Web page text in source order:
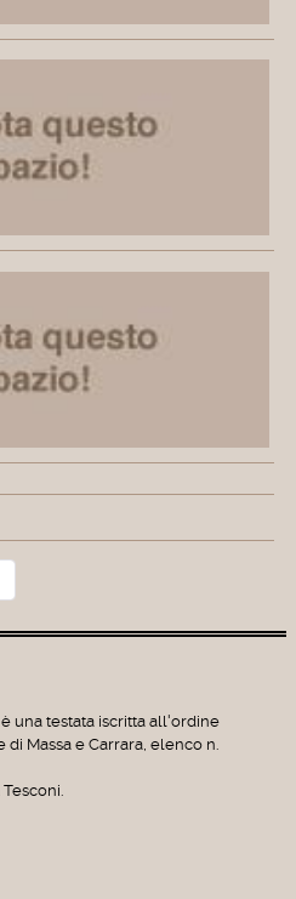
Type 2 or more characters for
una testata iscritta all'ordine
Massa e Carrara, elenco n.